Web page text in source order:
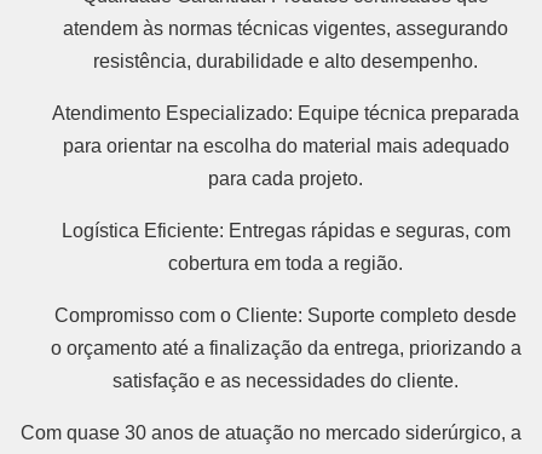
atendem às normas técnicas vigentes, assegurando
resistência, durabilidade e alto desempenho.
Atendimento Especializado: Equipe técnica preparada
para orientar na escolha do material mais adequado
para cada projeto.
Logística Eficiente: Entregas rápidas e seguras, com
cobertura em toda a região.
Compromisso com o Cliente: Suporte completo desde
o orçamento até a finalização da entrega, priorizando a
satisfação e as necessidades do cliente.
Com quase 30 anos de atuação no mercado siderúrgico, a